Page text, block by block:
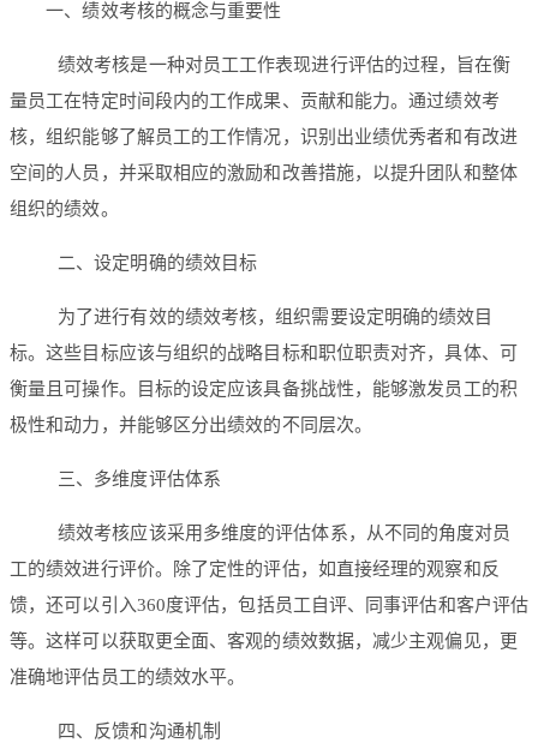
一、绩效考核的概念与重要性
绩效考核是一种对员工工作表现进行评估的过程，旨在衡
量员工在特定时间段内的工作成果、贡献和能力。通过绩效考
核，组织能够了解员工的工作情况，识别出业绩优秀者和有改进
空间的人员，并采取相应的激励和改善措施，以提升团队和整体
组织的绩效。
二、设定明确的绩效目标
为了进行有效的绩效考核，组织需要设定明确的绩效目
标。这些目标应该与组织的战略目标和职位职责对齐，具体、可
衡量且可操作。目标的设定应该具备挑战性，能够激发员工的积
极性和动力，并能够区分出绩效的不同层次。
三、多维度评估体系
绩效考核应该采用多维度的评估体系，从不同的角度对员
工的绩效进行评价。除了定性的评估，如直接经理的观察和反
馈，还可以引入360度评估，包括员工自评、同事评估和客户评估
等。这样可以获取更全面、客观的绩效数据，减少主观偏见，更
准确地评估员工的绩效水平。
四、反馈和沟通机制